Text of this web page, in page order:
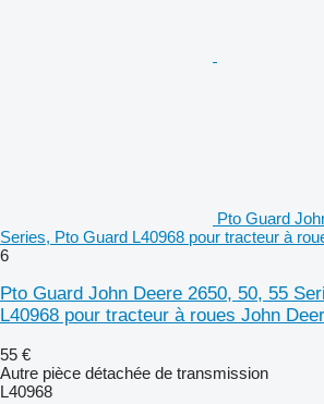
Pto Guard
Series, Pto Guard L40968 pour tracteur à
6
Pto Guard John Deere 2650, 50, 55
L40968 pour tracteur à roues John
55 €
Autre pièce détachée de transmission
L40968